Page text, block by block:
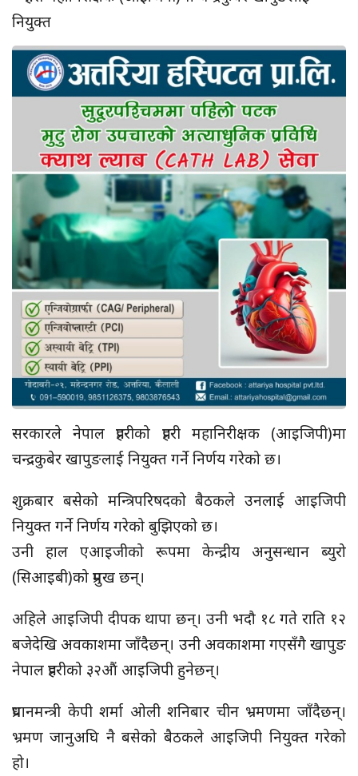
सरकारले नेपाल प्रहरीको प्रहरी महानिरीक्षक (आइजिपी)मा
चन्द्रकुबेर खापुङलाई नियुक्त गर्ने निर्णय गरेको छ।
शुक्रबार बसेको मन्त्रिपरिषदको बैठकले उनलाई आइजिपी
नियुक्त गर्ने निर्णय गरेको बुझिएको छ।
उनी हाल एआइजीको रूपमा केन्द्रीय अनुसन्धान ब्युरो
(सिआइबी)को प्रमुख छन्।
अहिले आइजिपी दीपक थापा छन्। उनी भदौ १८ गते राति १२
बजेदेखि अवकाशमा जाँदैछन्। उनी अवकाशमा गएसँगै खापुङ
नेपाल प्रहरीको ३२औं आइजिपी हुनेछन्।
प्रधानमन्त्री केपी शर्मा ओली शनिबार चीन भ्रमणमा जाँदैछन्।
भ्रमण जानुअघि नै बसेको बैठकले आइजिपी नियुक्त गरेको
हो।